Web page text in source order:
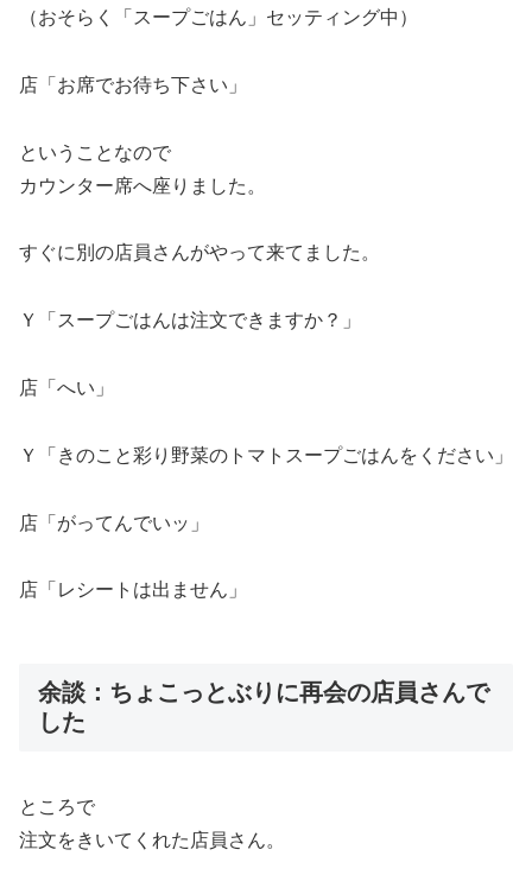
（おそらく「スープごはん」セッティング中）
店「お席でお待ち下さい」
ということなので
カウンター席へ座りました。
すぐに別の店員さんがやって来てました。
Ｙ「スープごはんは注文できますか？」
店「へい」
Ｙ「きのこと彩り野菜のトマトスープごはんをください」
店「がってんでいッ」
店「レシートは出ません」
余談：ちょこっとぶりに再会の店員さんで
した
ところで
注文をきいてくれた店員さん。